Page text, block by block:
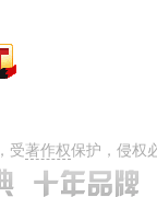
受著作权保护，侵权